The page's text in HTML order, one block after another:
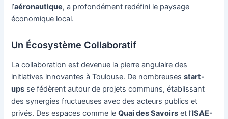
l’aéronautique, a profondément redéfini le paysage
économique local.
Un Écosystème Collaboratif
La collaboration est devenue la pierre angulaire des
initiatives innovantes à Toulouse. De nombreusesstart-
ups se fédèrent autour de projets communs, établissant
des synergies fructueuses avec des acteurs publics et
privés. Des espaces comme leQuai des Savoirs et l’ISAE-